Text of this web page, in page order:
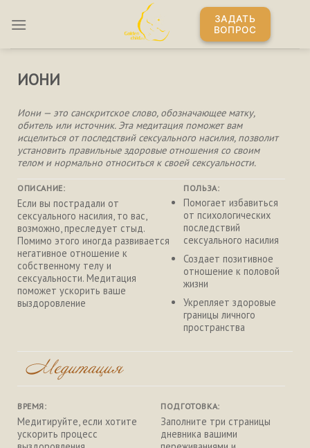
ЗАДАТЬ
ВОПРОС
ИОНИ
Иони — это санскритское слово, обозначающее матку,
обитель или источник. Эта медитация поможет вам
исцелиться от последствий сексуального насилия, позволит
установить правильные здоровые отношения со своим
телом и нормально относиться к своей сексуальности.
ОПИСАНИЕ:
Если вы пострадали от
сексуального насилия, то вас,
возможно, преследует стыд.
Помимо этого иногда развивается
негативное отношение к
собственному телу и
сексуальности. Медитация
поможет ускорить ваше
выздоровление
ПОЛЬЗА:
Помогает избавиться
от психологических
последствий
сексуального насилия
Создает позитивное
отношение к половой
жизни
Укрепляет здоровые
границы личного
пространства
ВРЕМЯ:
Медитируйте, если хотите
ускорить процесс
ПОДГОТОВКА:
Заполните три страницы
дневника вашими